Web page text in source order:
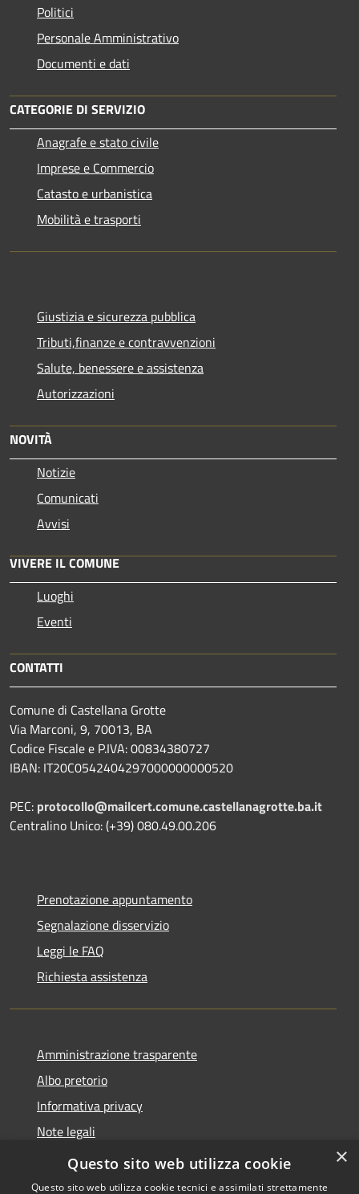
Politici
Personale Amministrativo
Documenti e dati
CATEGORIE DI SERVIZIO
Anagrafe e stato civile
Imprese e Commercio
Catasto e urbanistica
Mobilità e trasporti
Giustizia e sicurezza pubblica
Tributi,finanze e contravvenzioni
Salute, benessere e assistenza
Autorizzazioni
NOVITÀ
Notizie
Comunicati
Avvisi
VIVERE IL COMUNE
Luoghi
Eventi
CONTATTI
Comune di Castellana Grotte
Via Marconi, 9, 70013, BA
Codice Fiscale e P.IVA: 00834380727
IBAN: IT20C0542404297000000000520
PEC: protocollo@mailcert.comune.castellanagrotte.ba.it
Centralino Unico: (+39) 080.49.00.206
Prenotazione appuntamento
Segnalazione disservizio
Leggi le FAQ
Richiesta assistenza
Amministrazione trasparente
Albo pretorio
Informativa privacy
Note legali
Dichiarazione di accessibilità
×
Questo sito web utilizza cookie
Questo sito web utilizza cookie tecnici e assimilati strettamente